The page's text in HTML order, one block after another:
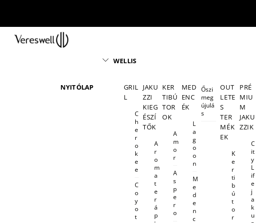
content
NYITÓLAP
WELLIS
GRIL
L
C
h
e
r
o
k
e
e
C
o
y
o
t
JAKU
ZZI
KIEG
ÉSZÍ
TŐK
A
r
o
m
a
t
e
r
á
p
KER
TIBÚ
TOR
OK
A
m
o
r
A
s
p
e
r
o
MED
ENC
ÉK
L
a
g
o
o
n
M
e
d
e
n
c
Őszi
meg
újulá
s
OUT
LETE
S
TER
MÉK
EK
K
e
r
ti
b
ú
t
o
r
PRÉ
MIU
M
JAKU
ZZIK
C
it
y
L
if
e
j
a
k
u